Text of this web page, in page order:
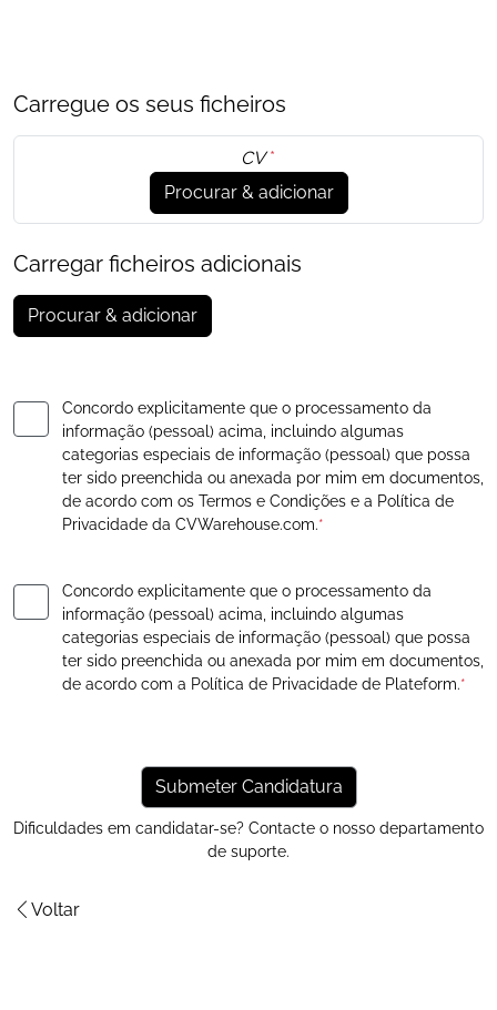
Carregue os seus ficheiros
CV *
Procurar & adicionar
Carregar ficheiros adicionais
Procurar & adicionar
Concordo explicitamente que o processamento da
informação (pessoal) acima, incluindo algumas
categorias especiais de informação (pessoal) que possa
ter sido preenchida ou anexada por mim em documentos,
de acordo com os Termos e Condições e a Política de
Privacidade da CVWarehouse.com.*
Concordo explicitamente que o processamento da
informação (pessoal) acima, incluindo algumas
categorias especiais de informação (pessoal) que possa
ter sido preenchida ou anexada por mim em documentos,
de acordo com a Política de Privacidade de Plateform.*
Dificuldades em candidatar-se? Contacte o nosso departamento
de suporte.
Voltar